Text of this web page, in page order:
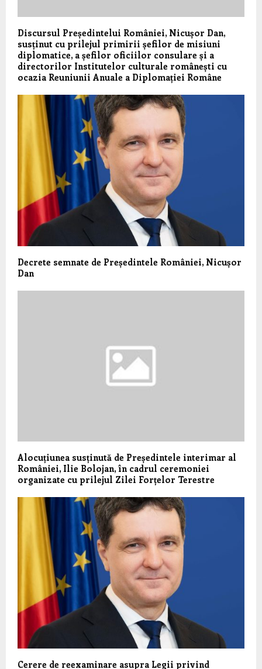
Discursul Președintelui României, Nicușor Dan,
susținut cu prilejul primirii șefilor de misiuni
diplomatice, a șefilor oficiilor consulare și a
directorilor Institutelor culturale românești cu
ocazia Reuniunii Anuale a Diplomației Române
Decrete semnate de Președintele României, Nicușor
Dan
Alocuțiunea susținută de Președintele interimar al
României, Ilie Bolojan, în cadrul ceremoniei
organizate cu prilejul Zilei Forțelor Terestre
Cerere de reexaminare asupra Legii privind